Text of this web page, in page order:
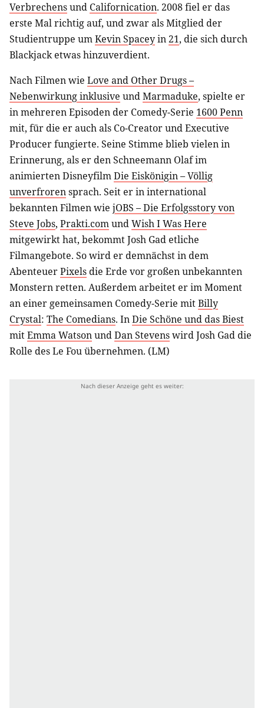
Verbrechensund Californication. 2008 fiel er das
erste Mal richtig auf, und zwar als Mitglied der
Studientruppe umKevin Spaceyin21, die sich durch
Blackjack etwas hinzuverdient.
Nach Filmen wie Love and Other Drugs –
Nebenwirkung inklusive undMarmaduke, spielte er
in mehreren Episoden der Comedy-Serie 1600 Penn
mit, für die er auch als Co-Creator und Executive
Producer fungierte. Seine Stimme blieb vielen in
Erinnerung, als er den Schneemann Olaf im
animierten DisneyfilmDie Eiskönigin – Völlig
unverfrorensprach. Seit er in international
bekannten Filmen wie jOBS – Die Erfolgsstory von
Steve Jobs, Prakti.comundWish I Was Here
mitgewirkt hat, bekommt Josh Gad etliche
Filmangebote. So wird er demnächst in dem
AbenteuerPixels die Erde vor großen unbekannten
Monstern retten. Außerdem arbeitet er im Moment
an einer gemeinsamen Comedy-Serie mitBilly
Crystal: The Comedians. InDie Schöne und das Biest
mitEmma WatsonundDan Stevenswird Josh Gad die
Rolle des Le Fou übernehmen. (LM)